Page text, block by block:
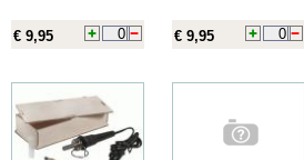
€ 9,95 € 9,95